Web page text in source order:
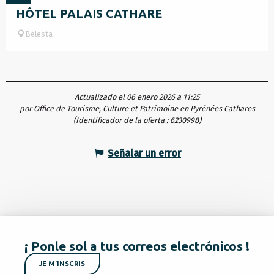
HÔTEL PALAIS CATHARE
Bélesta
Actualizado el 06 enero 2026 a 11:25
por Office de Tourisme, Culture et Patrimoine en Pyrénées Cathares
(Identificador de la oferta : 6230998)
Señalar un error
¡ Ponle sol a tus correos electrónicos !
JE M'INSCRIS